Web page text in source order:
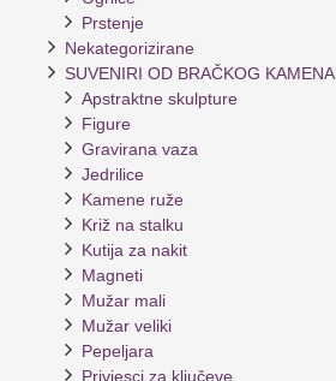
Prstenje
Nekategorizirane
SUVENIRI OD BRAČKOG KAMENA
Apstraktne skulpture
Figure
Gravirana vaza
Jedrilice
Kamene ruže
Križ na stalku
Kutija za nakit
Magneti
Mužar mali
Mužar veliki
Pepeljara
Privjesci za ključeve